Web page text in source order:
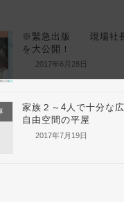
※緊急出版 現場社長
を大公開！
2017年6月28日
家族２～4人で十分な
自由空間の平屋
2017年7月19日